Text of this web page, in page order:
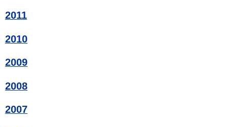
2011
2010
2009
2008
2007